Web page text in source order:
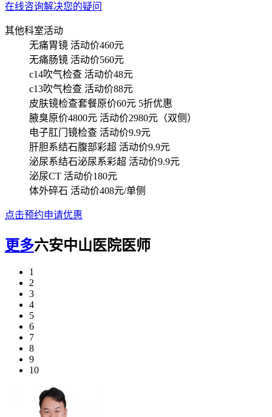
在线咨询解决您的疑问
其他科室活动
无痛胃镜 活动价460元
无痛肠镜 活动价560元
c14吹气检查 活动价48元
c13吹气检查 活动价88元
皮肤镜检查套餐原价60元 5折优惠
腋臭原价4800元 活动价2980元（双侧）
电子肛门镜检查 活动价9.9元
肝胆系结石腹部彩超 活动价9.9元
泌尿系结石泌尿系彩超 活动价9.9元
泌尿CT 活动价180元
体外碎石 活动价408元/单侧
点击预约申请优惠
更多六安中山医院医师
1
2
3
4
5
6
7
8
9
10